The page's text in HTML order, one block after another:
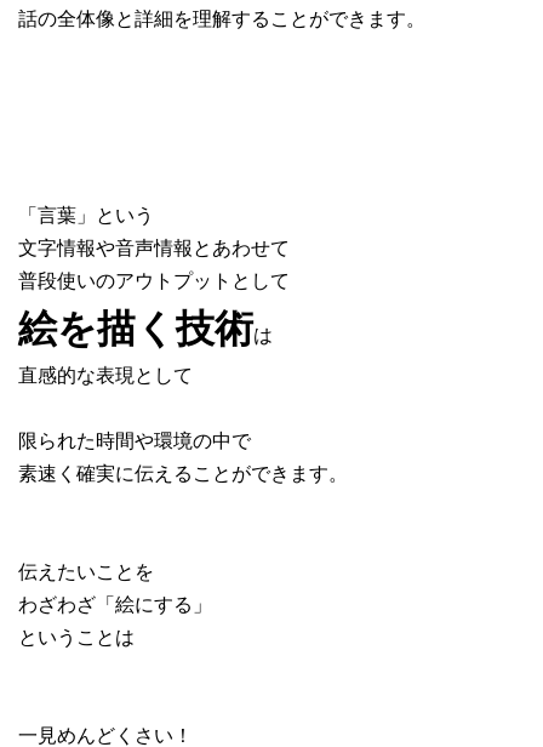
話の全体像と詳細を理解することができます。
「言葉」という
文字情報や音声情報とあわせて
普段使いのアウトプットとして
絵を描く技術は
直感的な表現として
限られた時間や環境の中で
素速く確実に伝えることができます。
伝えたいことを
わざわざ「絵にする」
ということは
一見めんどくさい！